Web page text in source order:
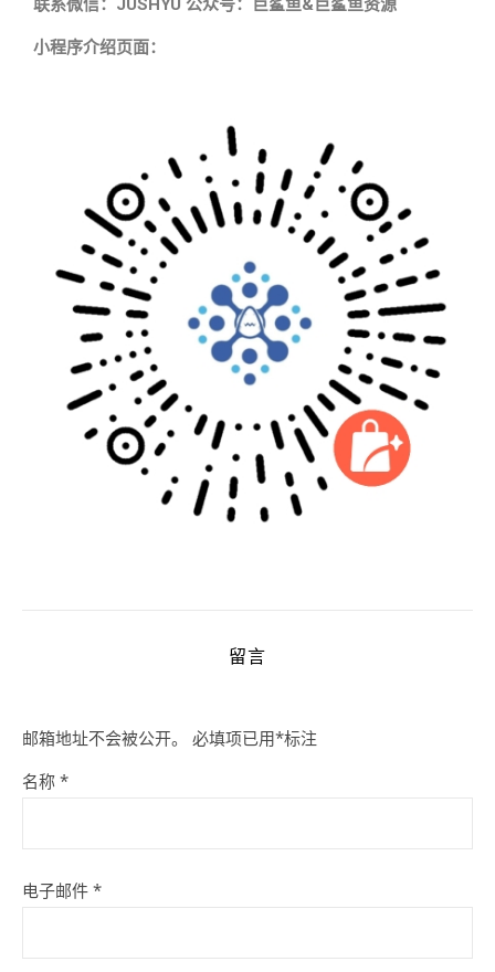
联系微信：JUSHYU 公众号：巨鲨鱼&巨鲨鱼资源
小程序介绍页面：
留言
邮箱地址不会被公开。 必填项已用*标注
名称 *
电子邮件 *